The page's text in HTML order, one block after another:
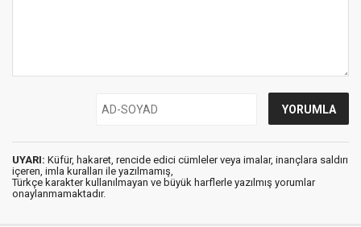
UYARI: Küfür, hakaret, rencide edici cümleler veya imalar, inançlara saldırı
içeren, imla kuralları ile yazılmamış,
Türkçe karakter kullanılmayan ve büyük harflerle yazılmış yorumlar
onaylanmamaktadır.